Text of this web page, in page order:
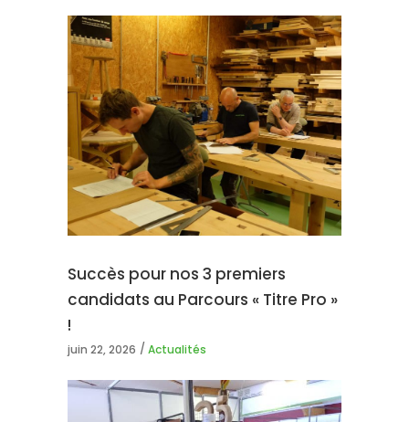
Succès pour nos 3 premiers
candidats au Parcours « Titre Pro »
!
juin 22, 2026 Actualités